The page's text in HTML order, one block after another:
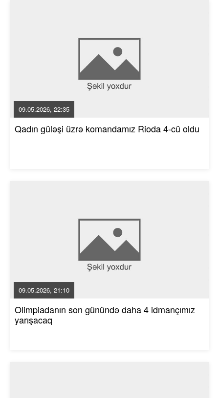
09.05.2026, 22:35
Qadın güləşi üzrə komandamız Rioda 4-cü oldu
09.05.2026, 21:10
Olimpiadanın son günündə daha 4 idmançımız
yarışacaq